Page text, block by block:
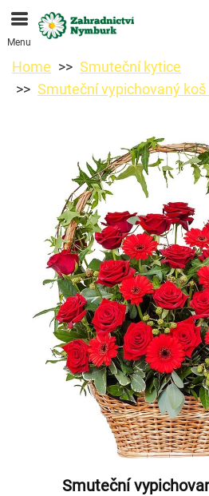
Objednávky přes e-shop
doručení je od 11.8.2026 z
Menu
Home
Smuteční kytice
Smuteční vypichovaný koš
Smuteční